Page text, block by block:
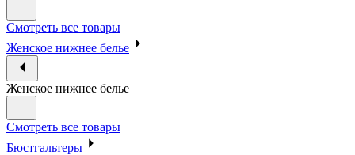
Смотреть все товары
Женское нижнее белье
Женское нижнее белье
Смотреть все товары
Бюстгальтеры